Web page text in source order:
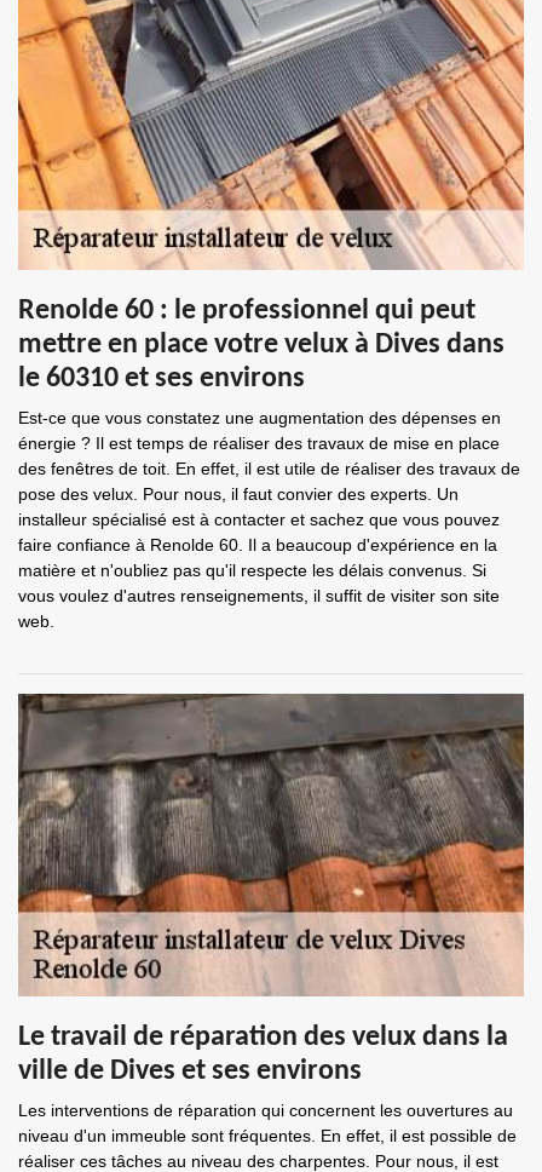
Renolde 60 : le professionnel qui peut
mettre en place votre velux à Dives dans
le 60310 et ses environs
Est-ce que vous constatez une augmentation des dépenses en
énergie ? Il est temps de réaliser des travaux de mise en place
des fenêtres de toit. En effet, il est utile de réaliser des travaux de
pose des velux. Pour nous, il faut convier des experts. Un
installeur spécialisé est à contacter et sachez que vous pouvez
faire confiance à Renolde 60. Il a beaucoup d'expérience en la
matière et n'oubliez pas qu'il respecte les délais convenus. Si
vous voulez d'autres renseignements, il suffit de visiter son site
web.
Le travail de réparation des velux dans la
ville de Dives et ses environs
Les interventions de réparation qui concernent les ouvertures au
niveau d'un immeuble sont fréquentes. En effet, il est possible de
réaliser ces tâches au niveau des charpentes. Pour nous, il est